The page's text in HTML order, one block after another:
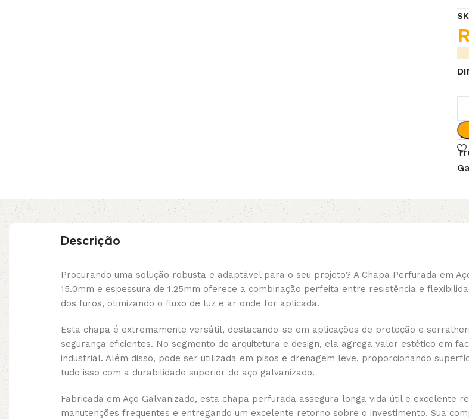
Descrição
Procurando uma solução robusta e adaptável para o seu projeto? A Chapa Perfurada em
15.0mm e espessura de 1.25mm oferece a combinação perfeita entre resistência e
dos furos, otimizando o fluxo de luz e ar onde for aplicada.
Esta chapa é extremamente versátil, destacando-se em aplicações de proteção e
segurança eficientes. No segmento de arquitetura e design, ela agrega valor estético em
industrial. Além disso, pode ser utilizada em pisos e drenagem leve, proporcionando
tudo isso com a durabilidade superior do aço galvanizado.
Fabricada em Aço Galvanizado, esta chapa perfurada assegura longa vida útil e excelente
manutenções frequentes e entregando um excelente retorno sobre o investimento. Sua